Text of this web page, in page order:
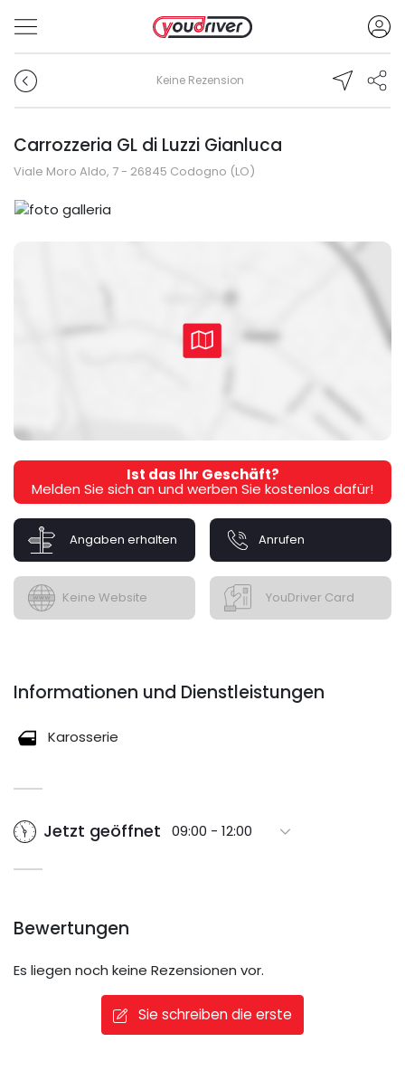
Keine Rezension
Carrozzeria GL di Luzzi Gianluca
Viale Moro Aldo, 7 - 26845 Codogno (LO)
Ist das Ihr Geschäft?
Melden Sie sich an und werben Sie kostenlos dafür!
Angaben erhalten Anrufen
Keine Website YouDriver Card
Informationen und Dienstleistungen
Karosserie
Jetzt geöffnet 09:00 - 12:00
Bewertungen
Es liegen noch keine Rezensionen vor.
Sie schreiben die erste